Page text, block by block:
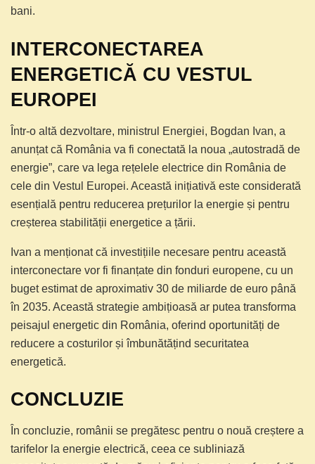
bani.
INTERCONECTAREA
ENERGETICĂ CU VESTUL
EUROPEI
Într-o altă dezvoltare, ministrul Energiei, Bogdan Ivan, a
anunțat că România va fi conectată la noua „autostradă de
energie”, care va lega rețelele electrice din România de
cele din Vestul Europei. Această inițiativă este considerată
esențială pentru reducerea prețurilor la energie și pentru
creșterea stabilității energetice a țării.
Ivan a menționat că investițiile necesare pentru această
interconectare vor fi finanțate din fonduri europene, cu un
buget estimat de aproximativ 30 de miliarde de euro până
în 2035. Această strategie ambițioasă ar putea transforma
peisajul energetic din România, oferind oportunități de
reducere a costurilor și îmbunătățind securitatea
energetică.
CONCLUZIE
În concluzie, românii se pregătesc pentru o nouă creștere a
tarifelor la energie electrică, ceea ce subliniază